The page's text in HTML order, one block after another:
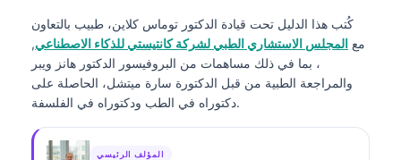
كُتب هذا الدليل تحت قيادة الدكتور توماس كلاين، طبيب بالتعاون
مع المجلس الاستشاري الطبي لشركة كانتيستي للذكاء الاصطناعي,
، بما في ذلك مساهمات من البروفيسور الدكتور هانز ويبر
والمراجعة الطبية من قبل الدكتورة سارة ميتشل، الحاصلة على
دكتوراه في الطب ودكتوراه في الفلسفة.
المؤلف الرئيسي